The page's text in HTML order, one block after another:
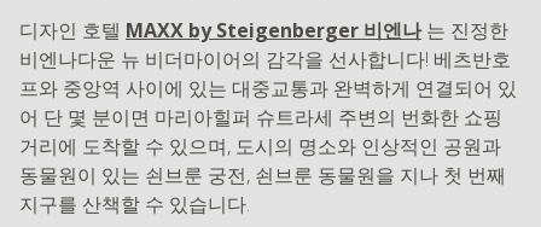
디자인 호텔 MAXX by Steigenberger 비엔나는 진정한
비엔나다운 뉴 비더마이어의 감각을 선사합니다! 베츠반호
프와 중앙역 사이에 있는 대중교통과 완벽하게 연결되어 있
어 단 몇 분이면 마리아힐퍼 슈트라세 주변의 번화한 쇼핑
거리에 도착할 수 있으며, 도시의 명소와 인상적인 공원과
동물원이 있는 쇤브룬 궁전, 쇤브룬 동물원을 지나 첫 번째
지구를 산책할 수 있습니다.